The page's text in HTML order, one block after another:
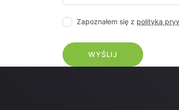
Zapoznałem się z polityką